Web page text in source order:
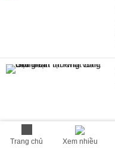
Trang chủ Xem nhiều